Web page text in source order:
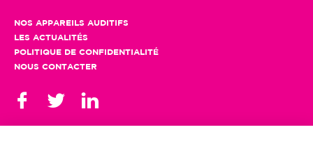
NOS APPAREILS AUDITIFS
LES ACTUALITÉS
POLITIQUE DE CONFIDENTIALITÉ
NOUS CONTACTER